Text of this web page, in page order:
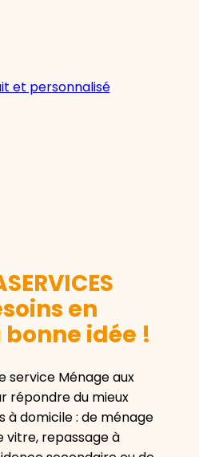
et personnalisé
en
idée !
service Ménage aux
répondre du mieux
à domicile : de ménage
vitre, repassage à